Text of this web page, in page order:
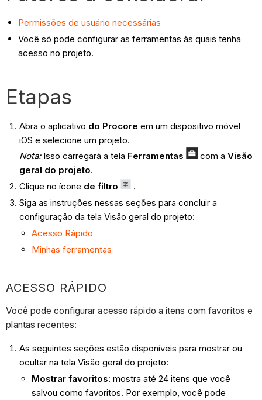
Permissões de usuário necessárias
Você só pode configurar as ferramentas às quais tenha
acesso no projeto.
Etapas
Abra o aplicativo do Procore em um dispositivo móvel
iOS e selecione um projeto.
Nota: Isso carregará a tela Ferramentas com a Visão
geral do projeto.
Clique no ícone de filtro
.
Siga as instruções nessas seções para concluir a
configuração da tela Visão geral do projeto:
Acesso Rápido
Minhas ferramentas
ACESSO RÁPIDO
Você pode configurar acesso rápido a itens com favoritos e
plantas recentes:
As seguintes seções estão disponíveis para mostrar ou
ocultar na tela Visão geral do projeto:
Mostrar favoritos: mostra até 24 itens que você
salvou como favoritos. Por exemplo, você pode